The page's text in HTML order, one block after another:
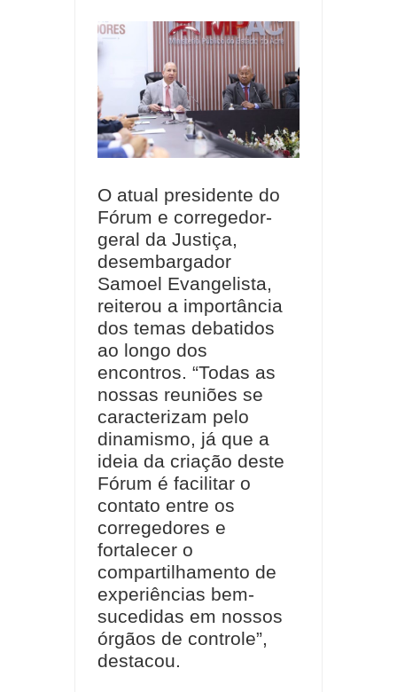
O atual presidente do
Fórum e corregedor-
geral da Justiça,
desembargador
Samoel Evangelista,
reiterou a importância
dos temas debatidos
ao longo dos
encontros. “Todas as
nossas reuniões se
caracterizam pelo
dinamismo, já que a
ideia da criação deste
Fórum é facilitar o
contato entre os
corregedores e
fortalecer o
compartilhamento de
experiências bem-
sucedidas em nossos
órgãos de controle”,
destacou.